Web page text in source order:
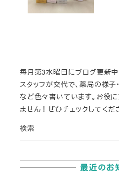
毎月第3水曜日にブログ更新
スタッフが交代で、薬局の様子
など色々書いています。お役
ません！ぜひチェックしてくだ
検索
最近のお